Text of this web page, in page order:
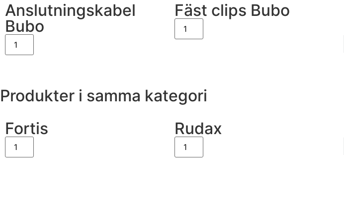
Anslutningskabel
Bubo
Fäst clips Bubo
Produkter i samma kategori
Fortis
Rudax